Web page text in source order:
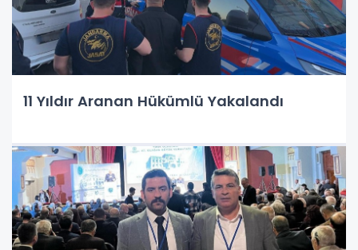
11 Yıldır Aranan Hükümlü Yakalandı